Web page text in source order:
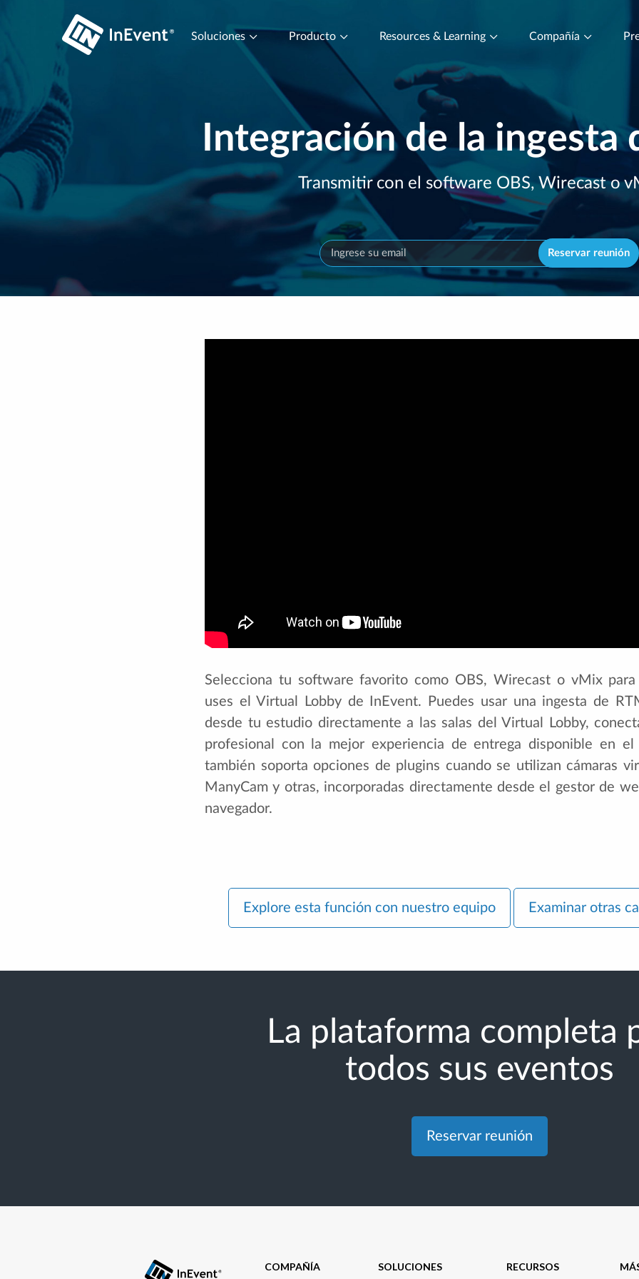
Soluciones Producto Resources & Learning Compañía
Integración de la ingesta
Transmitir con el software OBS, Wirecast o
Reservar reunión
Selecciona tu software favorito como OBS, Wirecast o vMix
uses el Virtual Lobby de InEvent. Puedes usar una ingesta de
desde tu estudio directamente a las salas del Virtual Lobby,
profesional con la mejor experiencia de entrega disponible en el
también soporta opciones de plugins cuando se utilizan cámaras
ManyCam y otras, incorporadas directamente desde el gestor de
navegador.
Explore esta función con nuestro equipo Examinar otras
La plataforma completa
todos sus eventos
Reservar reunión
COMPAÑÍA SOLUCIONES RECURSOS